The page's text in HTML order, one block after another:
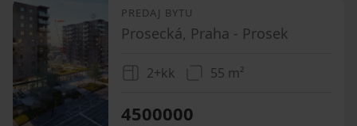
PREDAJ BYTU
Prosecká, Praha - Prosek
2+kk 55 m²
4500000